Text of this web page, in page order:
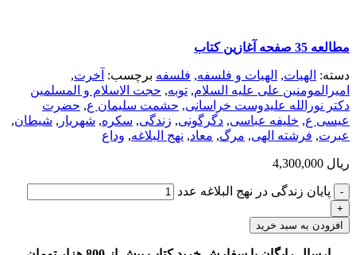
مطالعه 35 صفحه آغازین کتاب
دسته: الهيات, الهیات و فلسفه, فلسفه برچسب: آخرت,
امیرالمومنین علی علیه السلام, توبه, حجت الاسلام و المسلمین
دکتر نورالله علیدوست خراسانی, حشمت سلیمان ع, حضرت
عیسی ع, خلیفه عباسی, دگرگونی, زندگی, سکره, شهریار , شیطان,
عبرت, فرشته الهی, مرگ, معاد, نهج البلاغه, وداع
ریال
پایان زندگی در نهج البلاغه عدد
افزودن به سبد خرید